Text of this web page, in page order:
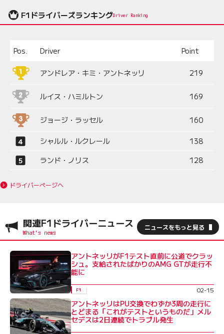
F1ドライバーズランキングDriver Ranking
Pos. Driver Point
アンドレア・キミ・アントネッリ 219
ルイス・ハミルトン 169
ジョージ・ラッセル 160
シャルル・ルクレール
138
ランド・ノリス
128
ドライバーページへ
関連F1ドライバーニュース ニュースをもっと見る
アントネッリがF1テスト直前に公道でクラッ
シュ。支給されたばかりのAMG GTが走行不
能に
F1 02-15
アントネッリはPU交換でわずか3周の走行に
とどまる「これがテストというものだ」メル
セデスは2日連続でトラブル発生